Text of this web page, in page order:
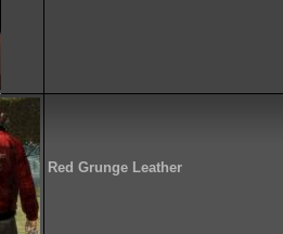
Red Grunge Leather